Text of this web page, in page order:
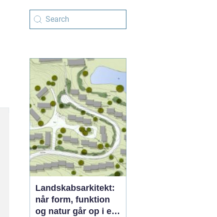
Landskabsarkitekt:
når form, funktion
og natur går op i en